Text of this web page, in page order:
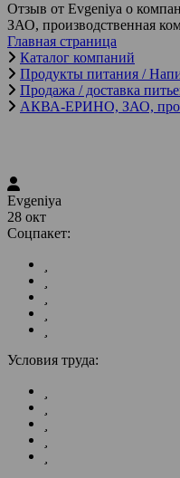
Отзыв от Evgeniya о
ЗАО, производственная
Главная страница
Каталог компаний
Продукты питания /
Продажа / доставка
АКВА-ЕРИНО, ЗАО,
Evgeniya
28 окт
Соцпакет:
Условия труда: